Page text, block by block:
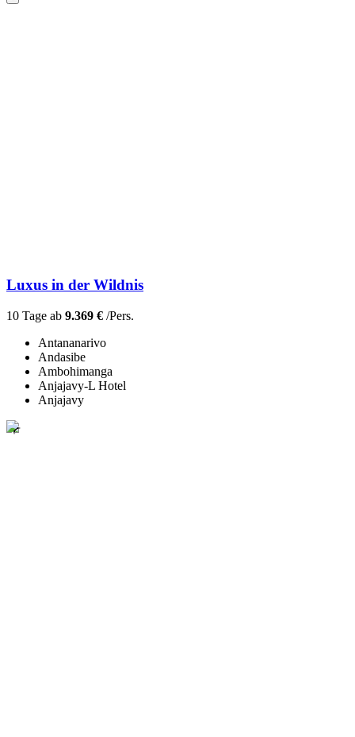
Luxus in der Wildnis
10 Tage ab 9.369 € /Pers.
Antananarivo
Andasibe
Ambohimanga
Anjajavy-L Hotel
Anjajavy